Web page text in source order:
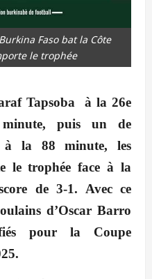
Faso bat la Côte
le trophée
Tapsoba à la 26e
puis un de
à la 88 minute, les
le trophée face à la
de 3-1. Avec ce
d’Oscar Barro
pour la Coupe